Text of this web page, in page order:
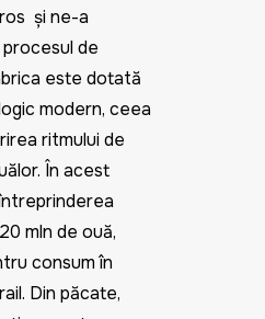
și ne-a
de
este dotată
modern, ceea
ritmului de
În acest
mln de ouă,
consum în
Din păcate,